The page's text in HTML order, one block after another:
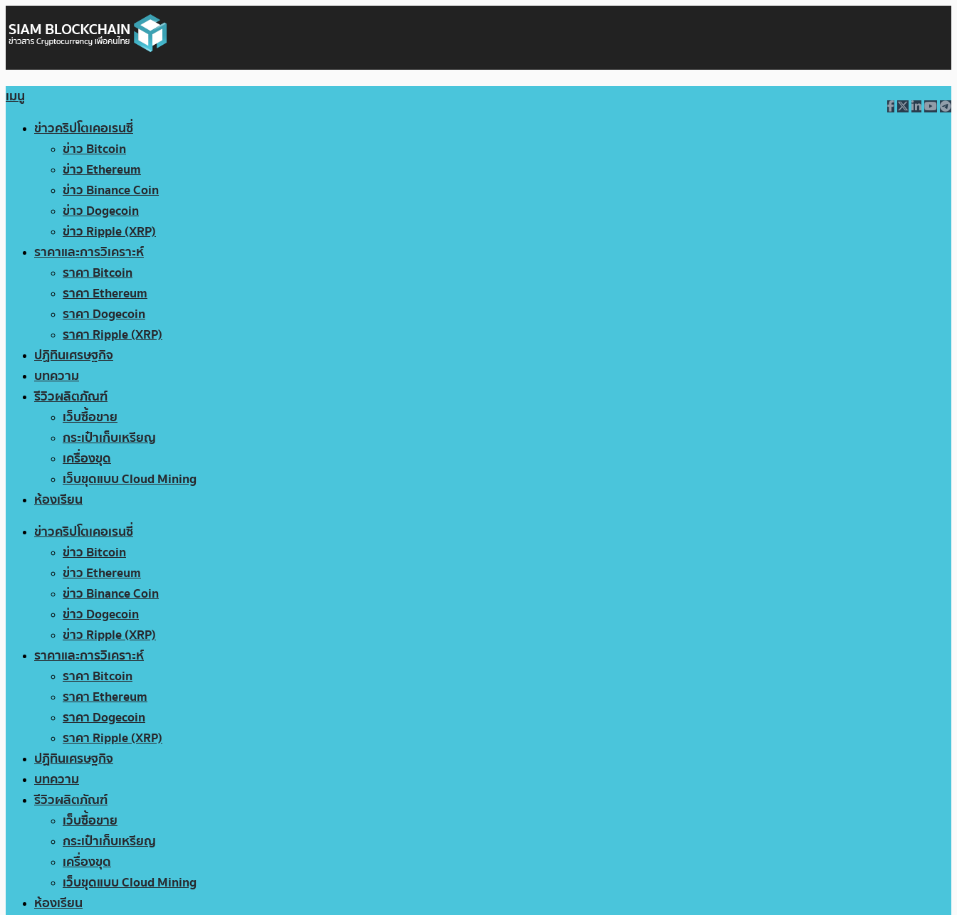
เมนู
ข่าวคริปโตเคอเรนซี่
ข่าว Bitcoin
ข่าว Ethereum
ข่าว Binance Coin
ข่าว Dogecoin
ข่าว Ripple (XRP)
ราคาและการวิเคราะห์
ราคา Bitcoin
ราคา Ethereum
ราคา Dogecoin
ราคา Ripple (XRP)
ปฏิทินเศรษฐกิจ
บทความ
รีวิวผลิตภัณฑ์
เว็บซื้อขาย
กระเป๋าเก็บเหรียญ
เครื่องขุด
เว็บขุดแบบ Cloud Mining
ห้องเรียน
ข่าวคริปโตเคอเรนซี่
ข่าว Bitcoin
ข่าว Ethereum
ข่าว Binance Coin
ข่าว Dogecoin
ข่าว Ripple (XRP)
ราคาและการวิเคราะห์
ราคา Bitcoin
ราคา Ethereum
ราคา Dogecoin
ราคา Ripple (XRP)
ปฏิทินเศรษฐกิจ
บทความ
รีวิวผลิตภัณฑ์
เว็บซื้อขาย
กระเป๋าเก็บเหรียญ
เครื่องขุด
เว็บขุดแบบ Cloud Mining
ห้องเรียน